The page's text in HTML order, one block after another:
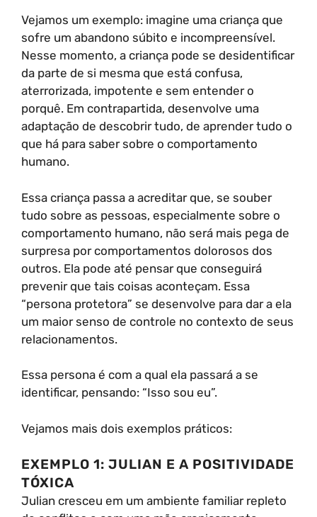
Vejamos um exemplo: imagine uma criança que
sofre um abandono súbito e incompreensível.
Nesse momento, a criança pode se desidentificar
da parte de si mesma que está confusa,
aterrorizada, impotente e sem entender o
porquê. Em contrapartida, desenvolve uma
adaptação de descobrir tudo, de aprender tudo o
que há para saber sobre o comportamento
humano.
Essa criança passa a acreditar que, se souber
tudo sobre as pessoas, especialmente sobre o
comportamento humano, não será mais pega de
surpresa por comportamentos dolorosos dos
outros. Ela pode até pensar que conseguirá
prevenir que tais coisas aconteçam. Essa
“persona protetora” se desenvolve para dar a ela
um maior senso de controle no contexto de seus
relacionamentos.
Essa persona é com a qual ela passará a se
identificar, pensando: “Isso sou eu”.
Vejamos mais dois exemplos práticos:
EXEMPLO 1: JULIAN E A POSITIVIDADE
TÓXICA
Julian cresceu em um ambiente familiar repleto